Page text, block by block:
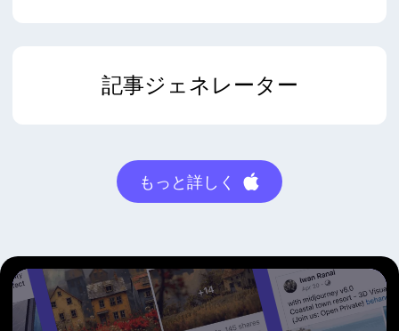
記事ジェネレーター
もっと詳しく